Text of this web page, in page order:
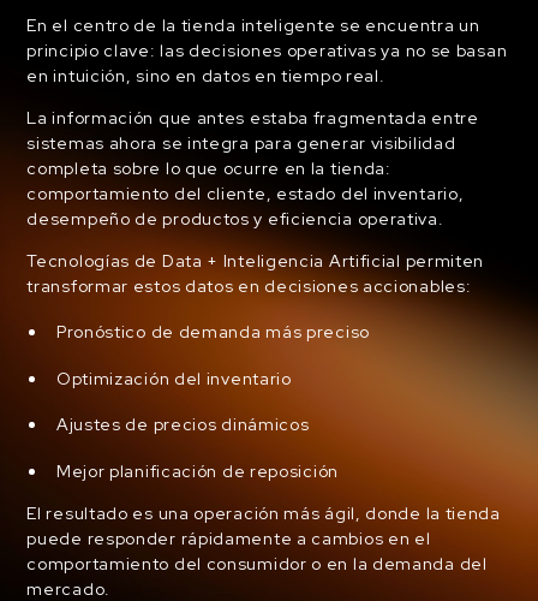
En el centro de la tienda inteligente se encuentra un
principio clave: las decisiones operativas ya no se basan
en intuición, sino en datos en tiempo real.
La información que antes estaba fragmentada entre
sistemas ahora se integra para generar visibilidad
completa sobre lo que ocurre en la tienda:
comportamiento del cliente, estado del inventario,
desempeño de productos y eficiencia operativa.
Tecnologías de Data + Inteligencia Artificial permiten
transformar estos datos en decisiones accionables:
Pronóstico de demanda más preciso
Optimización del inventario
Ajustes de precios dinámicos
Mejor planificación de reposición
El resultado es una operación más ágil, donde la tienda
puede responder rápidamente a cambios en el
comportamiento del consumidor o en la demanda del
mercado.